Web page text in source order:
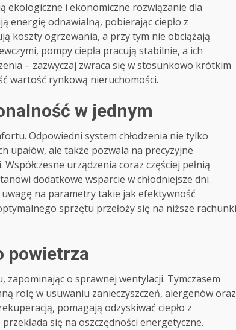
ekologiczne i ekonomiczne rozwiązanie dla
energię odnawialną, pobierając ciepło z
koszty ogrzewania, a przy tym nie obciążają
pompy ciepła pracują stabilnie, a ich
– zazwyczaj zwraca się w stosunkowo krótkim
wartość rynkową nieruchomości.
w jednym
Odpowiedni system chłodzenia nie tylko
upałów, ale także pozwala na precyzyjne
urządzenia coraz częściej pełnią
dodatkowe wsparcie w chłodniejsze dni.
na parametry takie jak efektywność
sprzętu przełoży się na niższe rachunki
powietrza
zapominając o sprawnej wentylacji. Tymczasem
rolę w usuwaniu zanieczyszczeń, alergenów oraz
pomagają odzyskiwać ciepło z
się na oszczędności energetyczne.